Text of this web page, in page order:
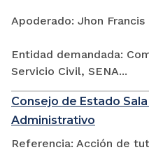
Apoderado: Jhon Francis
Entidad demandada:
Servicio Civil, SENA...
Consejo de Estado
Administrativo
Referencia: Acción de